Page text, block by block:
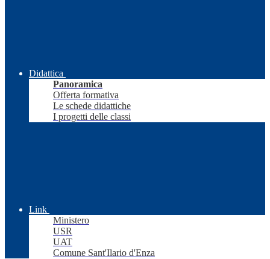
Didattica
Panoramica
Offerta formativa
Le schede didattiche
I progetti delle classi
Link
Ministero
USR
UAT
Comune Sant'Ilario d'Enza